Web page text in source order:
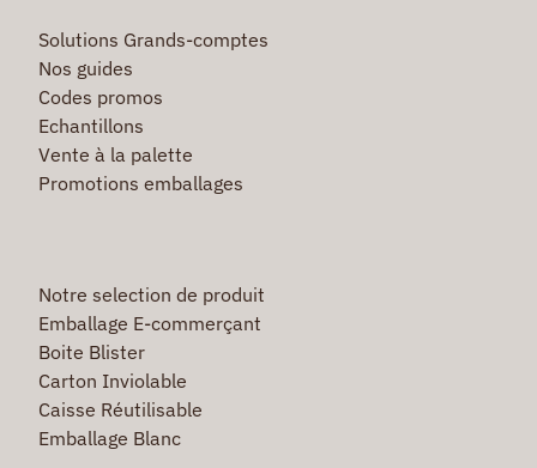
Solutions Grands-comptes
Nos guides
Codes promos
Echantillons
Vente à la palette
Promotions emballages
Notre selection de produit
Emballage E-commerçant
Boite Blister
Carton Inviolable
Caisse Réutilisable
Emballage Blanc